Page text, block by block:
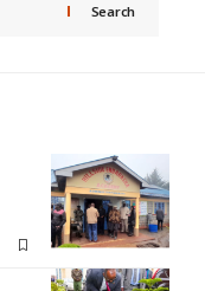
Search